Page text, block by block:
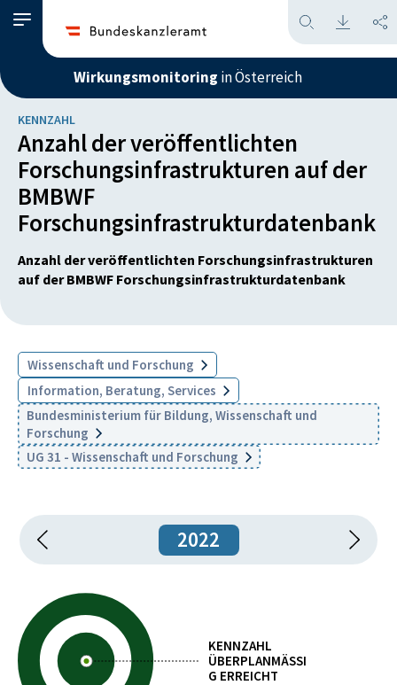
Wirkungsmonitoring in Österreich
KENNZAHL
Anzahl der veröffentlichten
Forschungsinfrastrukturen auf der
BMBWF
Forschungsinfrastrukturdatenbank
Anzahl der veröffentlichten Forschungsinfrastrukturen
auf der BMBWF Forschungsinfrastrukturdatenbank
Wissenschaft und Forschung
Information, Beratung, Services
Bundesministerium für Bildung, Wissenschaft und
Forschung
UG 31 - Wissenschaft und Forschung
2022
KENNZAHL
ÜBERPLANMÄSSIG
ERREICHT